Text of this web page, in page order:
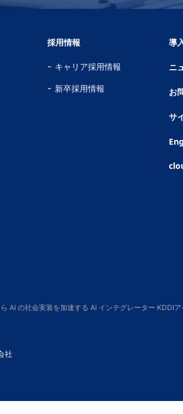
採用情報
キャリア採用情報
新卒採用情報
導
ニ
お
サ
AI の社会実装を加速する AI インテグレーター
社